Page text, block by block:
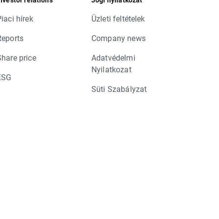
hírek
price
Üzleti feltételek
Company news
Adatvédelmi
Nyilatkozat
Süti Szabályzat